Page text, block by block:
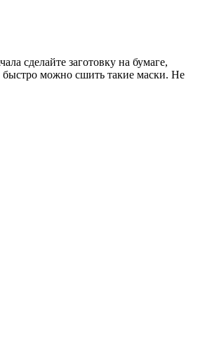
сделайте заготовку на бумаге,
быстро можно сшить такие маски. Не